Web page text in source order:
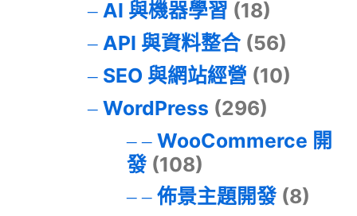
AI 與機器學習 (18)
API 與資料整合(56)
SEO 與網站經營 (10)
WordPress (296)
WooCommerce 開
發(108)
佈景主題開發(8)